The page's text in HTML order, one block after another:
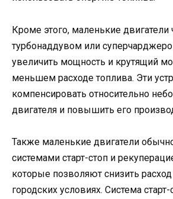
Кроме этого, маленькие
турбонаддувом или
увеличить мощность и крутящий
меньшем расходе топлива. Эти
компенсировать относительно
двигателя и повышить его
Также маленькие двигатели
системами старт-стоп и
которые позволяют снизить
городских условиях. Система старт-